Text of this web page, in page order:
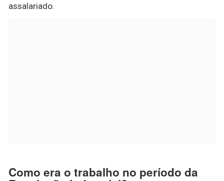
assalariado.
Como era o trabalho no período da